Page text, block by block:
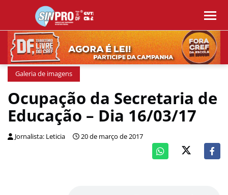
Galeria de imagens
Ocupação da Secretaria de
Educação – Dia 16/03/17
Jornalista: Leticia 20 de março de 2017